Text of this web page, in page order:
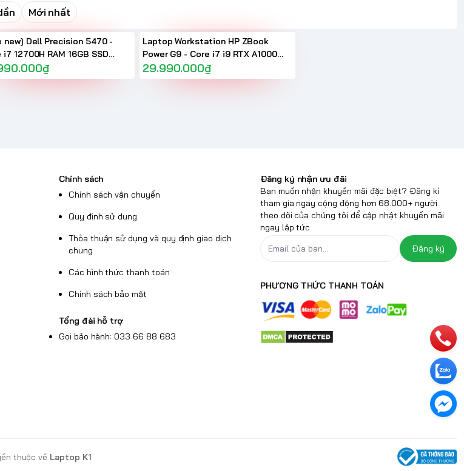
Mới nhất
new] Dell Precision 5470 -
i7 12700H RAM 16GB SSD
RTX A1000 14 Inch Full HD+
Laptop Workstation HP ZBook
Power G9 - Core i7 i9 RTX A1000
100% sRGB 15.6inch FHD
29.990.000₫
Chính sách
Chính sách vận chuyển
Quy định sử dụng
Thỏa thuận sử dụng và quy định giao dịch
chung
Các hình thức thanh toán
Chính sách bảo mật
Tổng đài hỗ trợ
Gọi bảo hành: 033 66 88 683
Đăng ký nhận ưu đãi
Bạn muốn nhận khuyến mãi đặc biệt? Đăng kí
tham gia ngay cộng động hơn 68.000+ người
theo dõi của chúng tôi để cập nhật khuyến mãi
ngay lập tức
Đăng ký
PHƯƠNG THỨC THANH TOÁN
thuộc về Laptop K1